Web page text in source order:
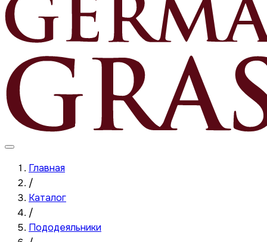
Главная
/
Каталог
/
Пододеяльники